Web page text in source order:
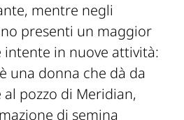
mentre negli
presenti un maggior
in nuove attività:
una donna che dà da
pozzo di Meridian,
di semina